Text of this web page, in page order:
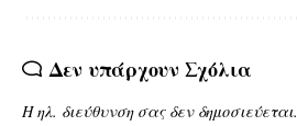
Δεν υπάρχουν Σχόλια
Η ηλ. διεύθυνση σας δεν δημοσιεύεται.